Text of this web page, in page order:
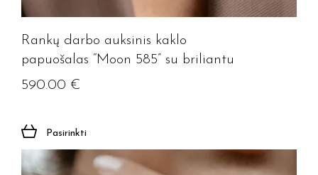
Rankų darbo auksinis kaklo
papuošalas “Moon 585” su briliantu
590.00 €
Pasirinkti